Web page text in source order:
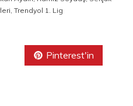
, Trendyol 1. Lig
Pinterest'in